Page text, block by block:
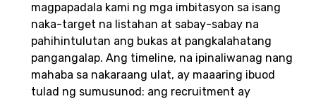
magpapadala kami ng mga imbitasyon sa isang
naka-target na listahan at sabay-sabay na
pahihintulutan ang bukas at pangkalahatang
pangangalap. Ang timeline, na ipinaliwanag nang
mahaba sa nakaraang ulat, ay maaaring ibuod
tulad ng sumusunod: ang recruitment ay